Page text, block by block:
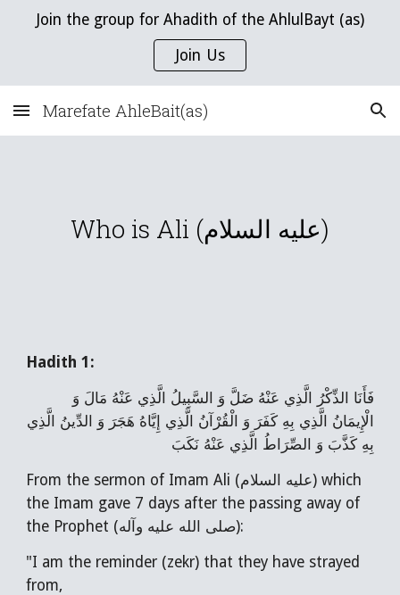
Skip to main content Skip to navigation
Join the group for Ahadith of the AhlulBayt (as)
Join Us
Marefate AhleBait(as)
Who is Ali (عليه السلام)
Hadith 1:
فَأَنَا الذِّكْرُ الَّذِي عَنْهُ ضَلَّ وَ السَّبِيلُ الَّذِي عَنْهُ مَالَ وَ
الْإِيمَانُ الَّذِي بِهِ كَفَرَ وَ الْقُرْآنُ الَّذِي إِيَّاهُ هَجَرَ وَ الدِّينُ الَّذِي
بِهِ كَذَّبَ وَ الصِّرَاطُ الَّذِي عَنْهُ نَكَبَ
From the sermon of Imam Ali (عليه السلام) which
the Imam gave 7 days after the passing away of
the Prophet (صلى الله عليه وآله):
"I am the reminder (zekr) that they have strayed
from,